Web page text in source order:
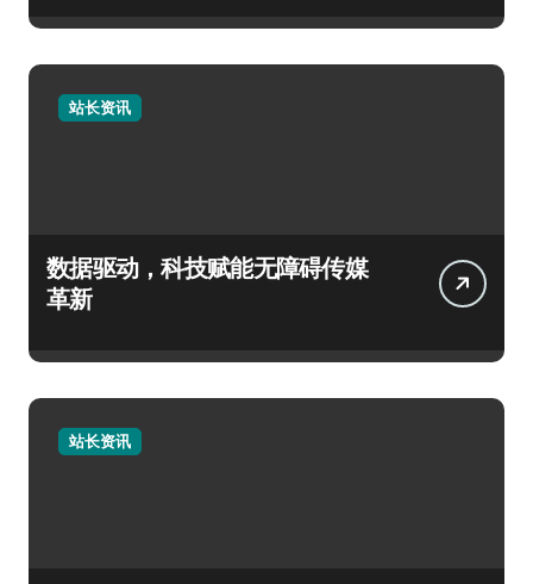
站长资讯
数据驱动，科技赋能无障碍传媒
革新
站长资讯